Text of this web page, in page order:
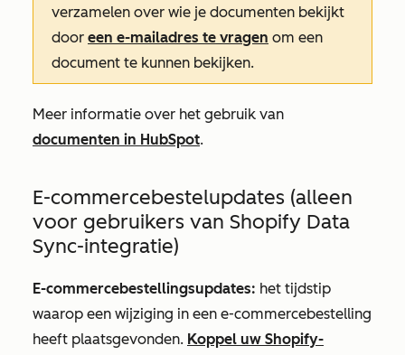
verzamelen over wie je documenten bekijkt
door een e-mailadres te vragen om een
document te kunnen bekijken.
Meer informatie over het gebruik van
documenten in HubSpot.
E-commercebestelupdates (alleen
voor gebruikers van Shopify Data
Sync-integratie)
E-commercebestellingsupdates: het tijdstip
waarop een wijziging in een e-commercebestelling
heeft plaatsgevonden. Koppel uw Shopify-